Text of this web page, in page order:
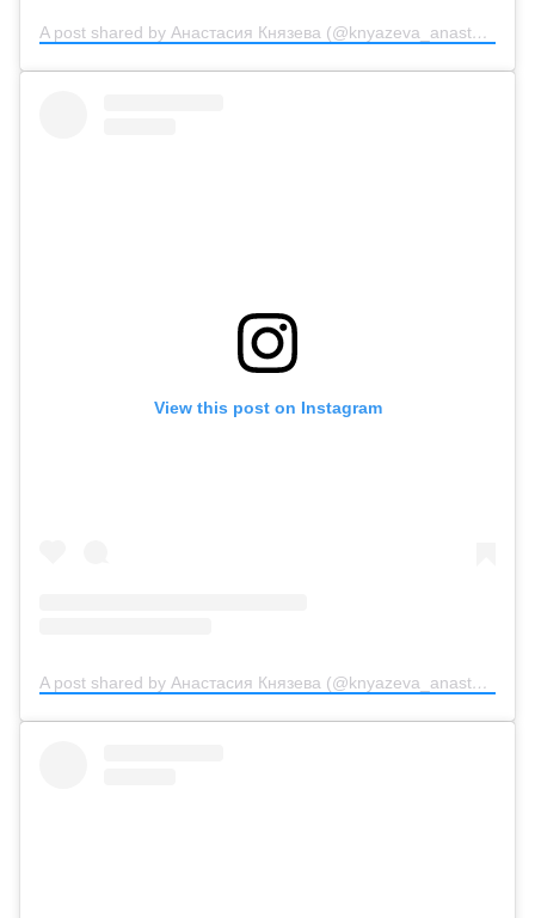
A post shared by Анастасия Князева (@knyazeva_anastasiya_official)
View this post on Instagram
A post shared by Анастасия Князева (@knyazeva_anastasiya_official)